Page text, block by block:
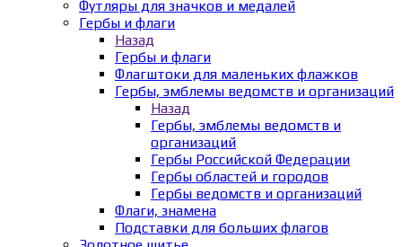
Футляры для значков и медалей
Гербы и флаги
Назад
Гербы и флаги
Флагштоки для маленьких флажков
Гербы, эмблемы ведомств и организаций
Назад
Гербы, эмблемы ведомств и
организаций
Гербы Российской Федерации
Гербы областей и городов
Гербы ведомств и организаций
Флаги, знамена
Подставки для больших флагов